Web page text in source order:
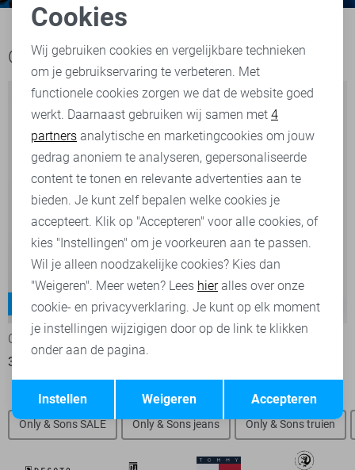
Ook het bekijken waard
Weft -20%
Only & Sons Jeans
31,95
Weft -36%
Only & Sons Jeans
Only & Sons SALE Only & Sons jeans Only & Sons truien
Noodzakelijke cookies
Personalisatie cookies
Analytische cookies
Marketing cookies
Terug Opslaan
Cookies
Wij gebruiken cookies en vergelijkbare technieken
om je gebruikservaring te verbeteren. Met
functionele cookies zorgen we dat de website goed
werkt. Daarnaast gebruiken wij samen met 4
partners analytische en marketingcookies om jouw
gedrag anoniem te analyseren, gepersonaliseerde
content te tonen en relevante advertenties aan te
bieden. Je kunt zelf bepalen welke cookies je
accepteert. Klik op "Accepteren" voor alle cookies, of
kies "Instellingen" om je voorkeuren aan te passen.
Wil je alleen noodzakelijke cookies? Kies dan
"Weigeren". Meer weten? Lees hieralles over onze
cookie- en privacyverklaring. Je kunt op elk moment
je instellingen wijzigigen door op de link te klikken
onder aan de pagina.
Accepteren
Weigeren
Instellen